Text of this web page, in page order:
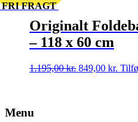
FRAGT
Originalt
– 118 x 60 cm
1.195,00kr. Den
849,00 kr. Den
Menu